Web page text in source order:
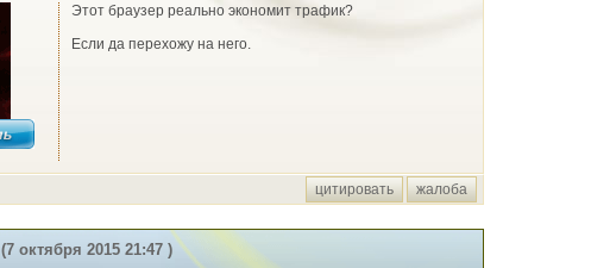
Этот браузер реально экономит трафик?
Если да перехожу на него.
цитировать жалоба
(7 октября 2015 21:47 )